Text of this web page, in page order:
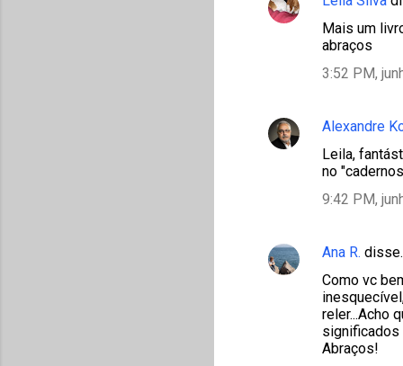
Mais um
abraços
3:52 PM,
Alexandre
Leila,
no
9:42 PM,
Ana R.
Como vc
reler...Acho
significados
Abraços!